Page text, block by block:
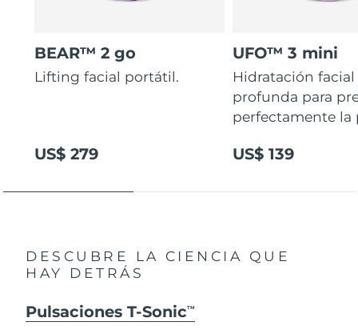
BEAR™ 2 go
Lifting facial portátil.
US$ 279
UFO™ 3 mini
Hidratación facial
profunda para
perfectamente la
US$ 139
DESCUBRE LA CIENCIA QUE
HAY DETRÁS
Pulsaciones T-SonicTM